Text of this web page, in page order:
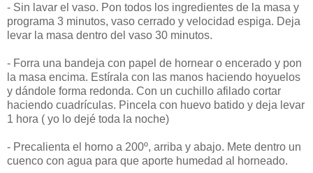
- Sin lavar el vaso. Pon todos los ingredientes de la masa y
programa 3 minutos, vaso cerrado y velocidad espiga. Deja
levar la masa dentro del vaso 30 minutos.
- Forra una bandeja con papel de hornear o encerado y pon
la masa encima. Estírala con las manos haciendo hoyuelos
y dándole forma redonda. Con un cuchillo afilado cortar
haciendo cuadrículas. Pincela con huevo batido y deja levar
1 hora ( yo lo dejé toda la noche)
- Precalienta el horno a 200º, arriba y abajo. Mete dentro un
cuenco con agua para que aporte humedad al horneado.